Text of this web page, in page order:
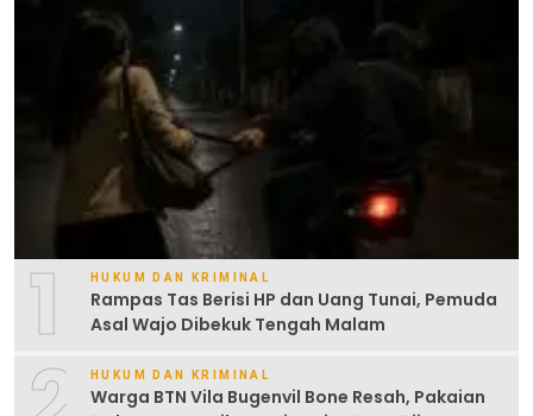
1 HUKUM DAN KRIMINAL
Rampas Tas Berisi HP dan Uang Tunai, Pemuda
Asal Wajo Dibekuk Tengah Malam
HUKUM DAN KRIMINAL
Warga BTN Vila Bugenvil Bone Resah, Pakaian